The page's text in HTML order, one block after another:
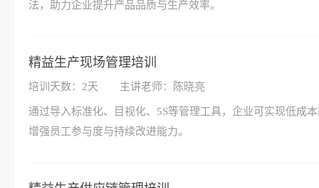
法，助力企业提升产品品质与生产效率。
精益生产现场管理培训
培训天数：2天 主讲老师：陈晓亮
通过导入标准化、目视化、5S等管理工具，企业可实现低成
增强员工参与度与持续改进能力。